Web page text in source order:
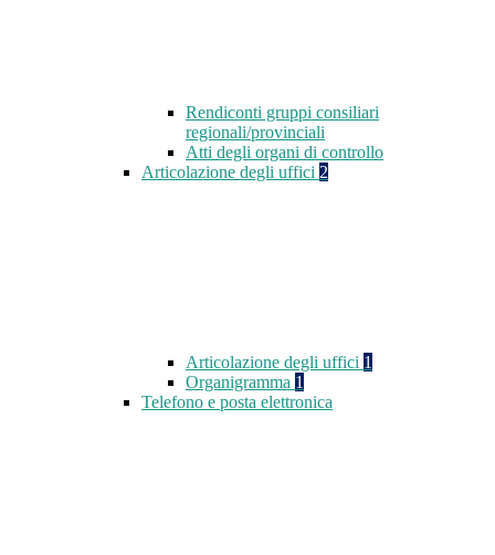
Rendiconti gruppi consiliari
regionali/provinciali
Atti degli organi di controllo
Articolazione degli uffici 2
Articolazione degli uffici 1
Organigramma 1
Telefono e posta elettronica